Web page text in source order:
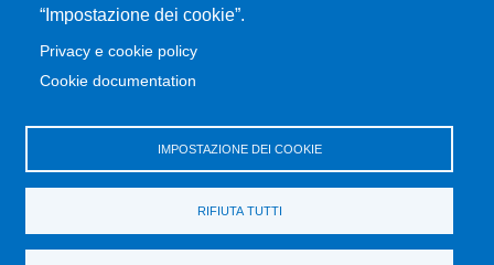
“Impostazione dei cookie”.
Privacy e cookie policy
Cookie documentation
IMPOSTAZIONE DEI COOKIE
RIFIUTA TUTTI
Amministrazione trasparente
Note Legali
Atti di notifica
Pianificazione strategica
Privacy e cookie policy
Rivedi le tue scelte sui cookie
Dati di monitoraggio